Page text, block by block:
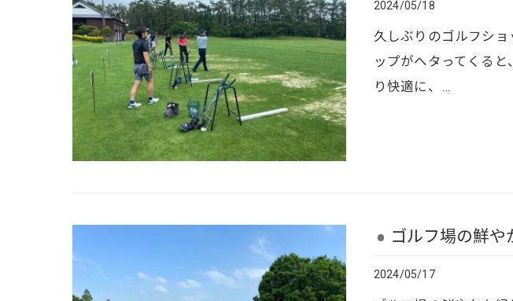
2024/05/18
久しぶりのゴルフシ
ップがヘタってくる
り快適に、…
ゴルフ場の鮮や
2024/05/17